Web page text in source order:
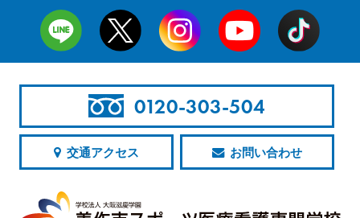
0120-303-504
交通アクセス お問い合わせ